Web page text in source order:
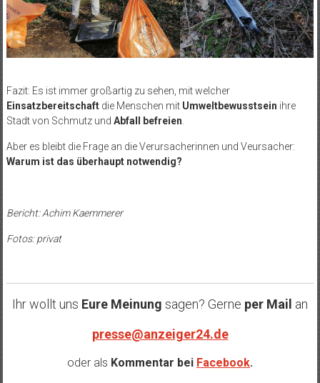
Fazit: Es ist immer großartig zu sehen, mit welcher
Einsatzbereitschaftdie Menschen mit Umweltbewusstsein ihre
Stadt von Schmutz und Abfall befreien
Aber es bleibt die Frage an die Verursacherinnen und Veursacher:
Warum ist das überhaupt notwendig?
Bericht: Achim Kaemmerer
Fotos: privat
Ihr wollt uns Eure Meinung sagen? Gerne per Mail an
presse@anzeiger24.de
oder als Kommentar bei Facebook.